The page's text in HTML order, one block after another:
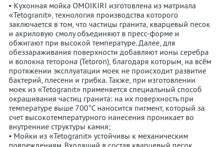
• Кухонная мойка OMOIKIRI изготовлена из матриала
«Tetogranit», технология производства которого
заключается в том, что частицы гранита, кварцевый песок
и акриловую смолу объединяют в пресс-форме и
обжигают при высокой температуре. Далее, для
обеззараживания поверхности добавляют ионы серебра
и волокна теторона (Tetoron), благодаря которым, на всём
протяжении эксплуатации моек не происходит развитие
бактерий, плесени и грибка. Также, при изготовлении
моек из «Tetogranit» применяется специальный способ
окрашивания частиц гранита: на их поверхность при
температуре выше 700°С наносится пигмент, который за
счет высокотемпературного нанесения проникает во
внутренние структуры камня;
• Мойки из «Tetogranit» устойчивы к механическим
повреждениям. Входящий в состав кварцевый песок